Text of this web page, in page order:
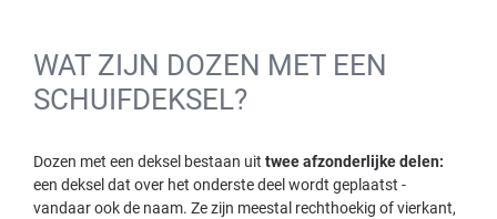
WAT ZIJN DOZEN MET EEN
SCHUIFDEKSEL?
Dozen met een deksel bestaan uit twee afzonderlijke delen:
een deksel dat over het onderste deel wordt geplaatst -
vandaar ook de naam. Ze zijn meestal rechthoekig of vierkant,